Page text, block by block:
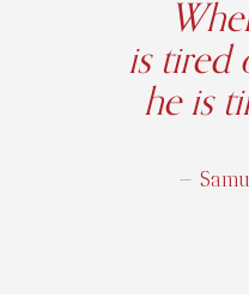
is tired
he is
—